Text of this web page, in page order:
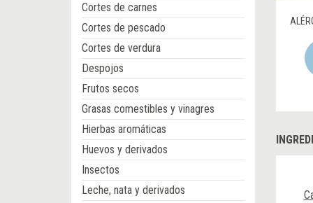
Cortes de carnes
Cortes de pescado
Cortes de verdura
Despojos
Frutos secos
Grasas comestibles y vinagres
Hierbas aromáticas
Huevos y derivados
Insectos
Leche, nata y derivados